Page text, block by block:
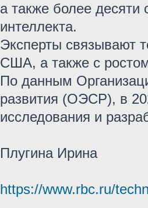
а также более десяти
интеллекта.
Эксперты связывают
США, а также с
По данным
развития (ОЭСР), в
исследования и
Плугина Ирина
https://www.rbc.ru/